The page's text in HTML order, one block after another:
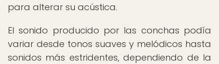
para alterar su acústica.
El sonido producido por las conchas podía
variar desde tonos suaves y melódicos hasta
sonidos más estridentes, dependiendo de la